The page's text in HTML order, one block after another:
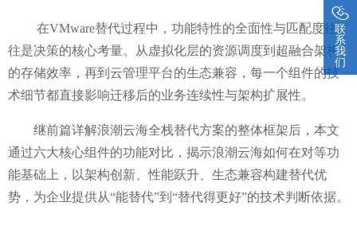
在VMware替代过程中，功能特性的全面性与匹配度往
往是决策的核心考量。从虚拟化层的资源调度到超融合架构
的存储效率，再到云管理平台的生态兼容，每一个组件的技
术细节都直接影响迁移后的业务连续性与架构扩展性。
继前篇详解浪潮云海全栈替代方案的整体框架后，本文
通过六大核心组件的功能对比，揭示浪潮云海如何在对等功
能基础上，以架构创新、性能跃升、生态兼容构建替代优
势，为企业提供从“能替代”到“替代得更好”的技术判断依据。
联
系
我
们